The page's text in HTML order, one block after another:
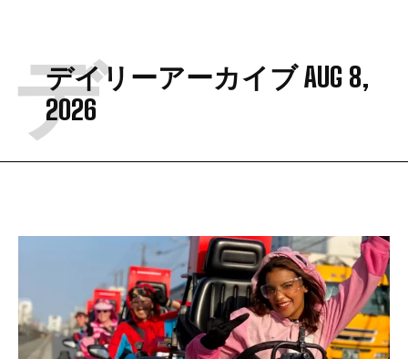
デイリーアーカイブ AUG 8,
2026
デ